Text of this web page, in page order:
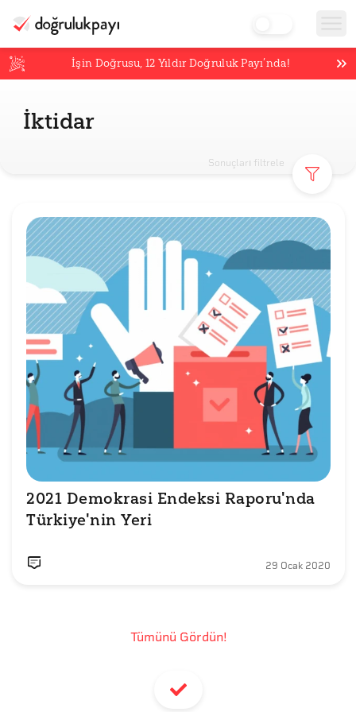
İşin Doğrusu,12 Yıldır Doğruluk Payı’nda!
İktidar
Sonuçları filtrele
2021 Demokrasi Endeksi Raporu'nda
Türkiye'nin Yeri
29 Ocak 2020
Tümünü Gördün!